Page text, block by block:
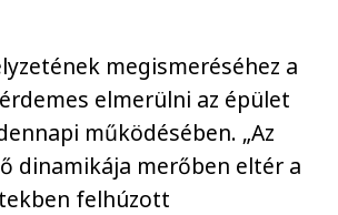
megismeréséhez a
elmerülni az épület
működésében. „Az
dinamikája merőben eltér a
felhúzott